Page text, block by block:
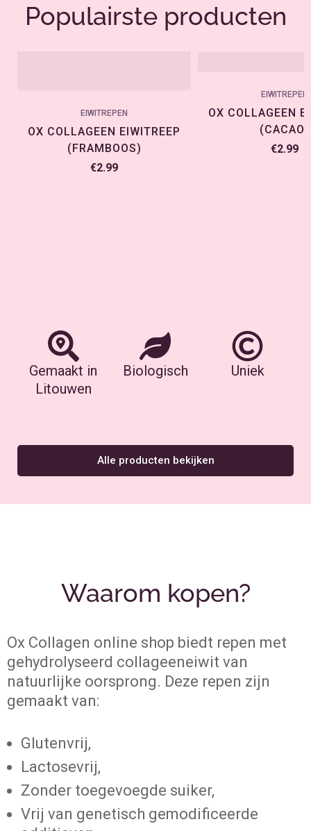
Populairste producten
EIWITREPEN
OX COLLAGEEN EIWITREEP
(FRAMBOOS)
€2.99
EIWITREPEN
OX COLLAGEEN
(CACAO)
€2.99
Gemaakt in
Litouwen
Biologisch Uniek
Alle producten bekijken
Waarom kopen?
Ox Collagen online shop biedt repen met
gehydrolyseerd collageeneiwit van
natuurlijke oorsprong. Deze repen zijn
gemaakt van:
Glutenvrij,
Lactosevrij,
Zonder toegevoegde suiker,
Vrij van genetisch gemodificeerde